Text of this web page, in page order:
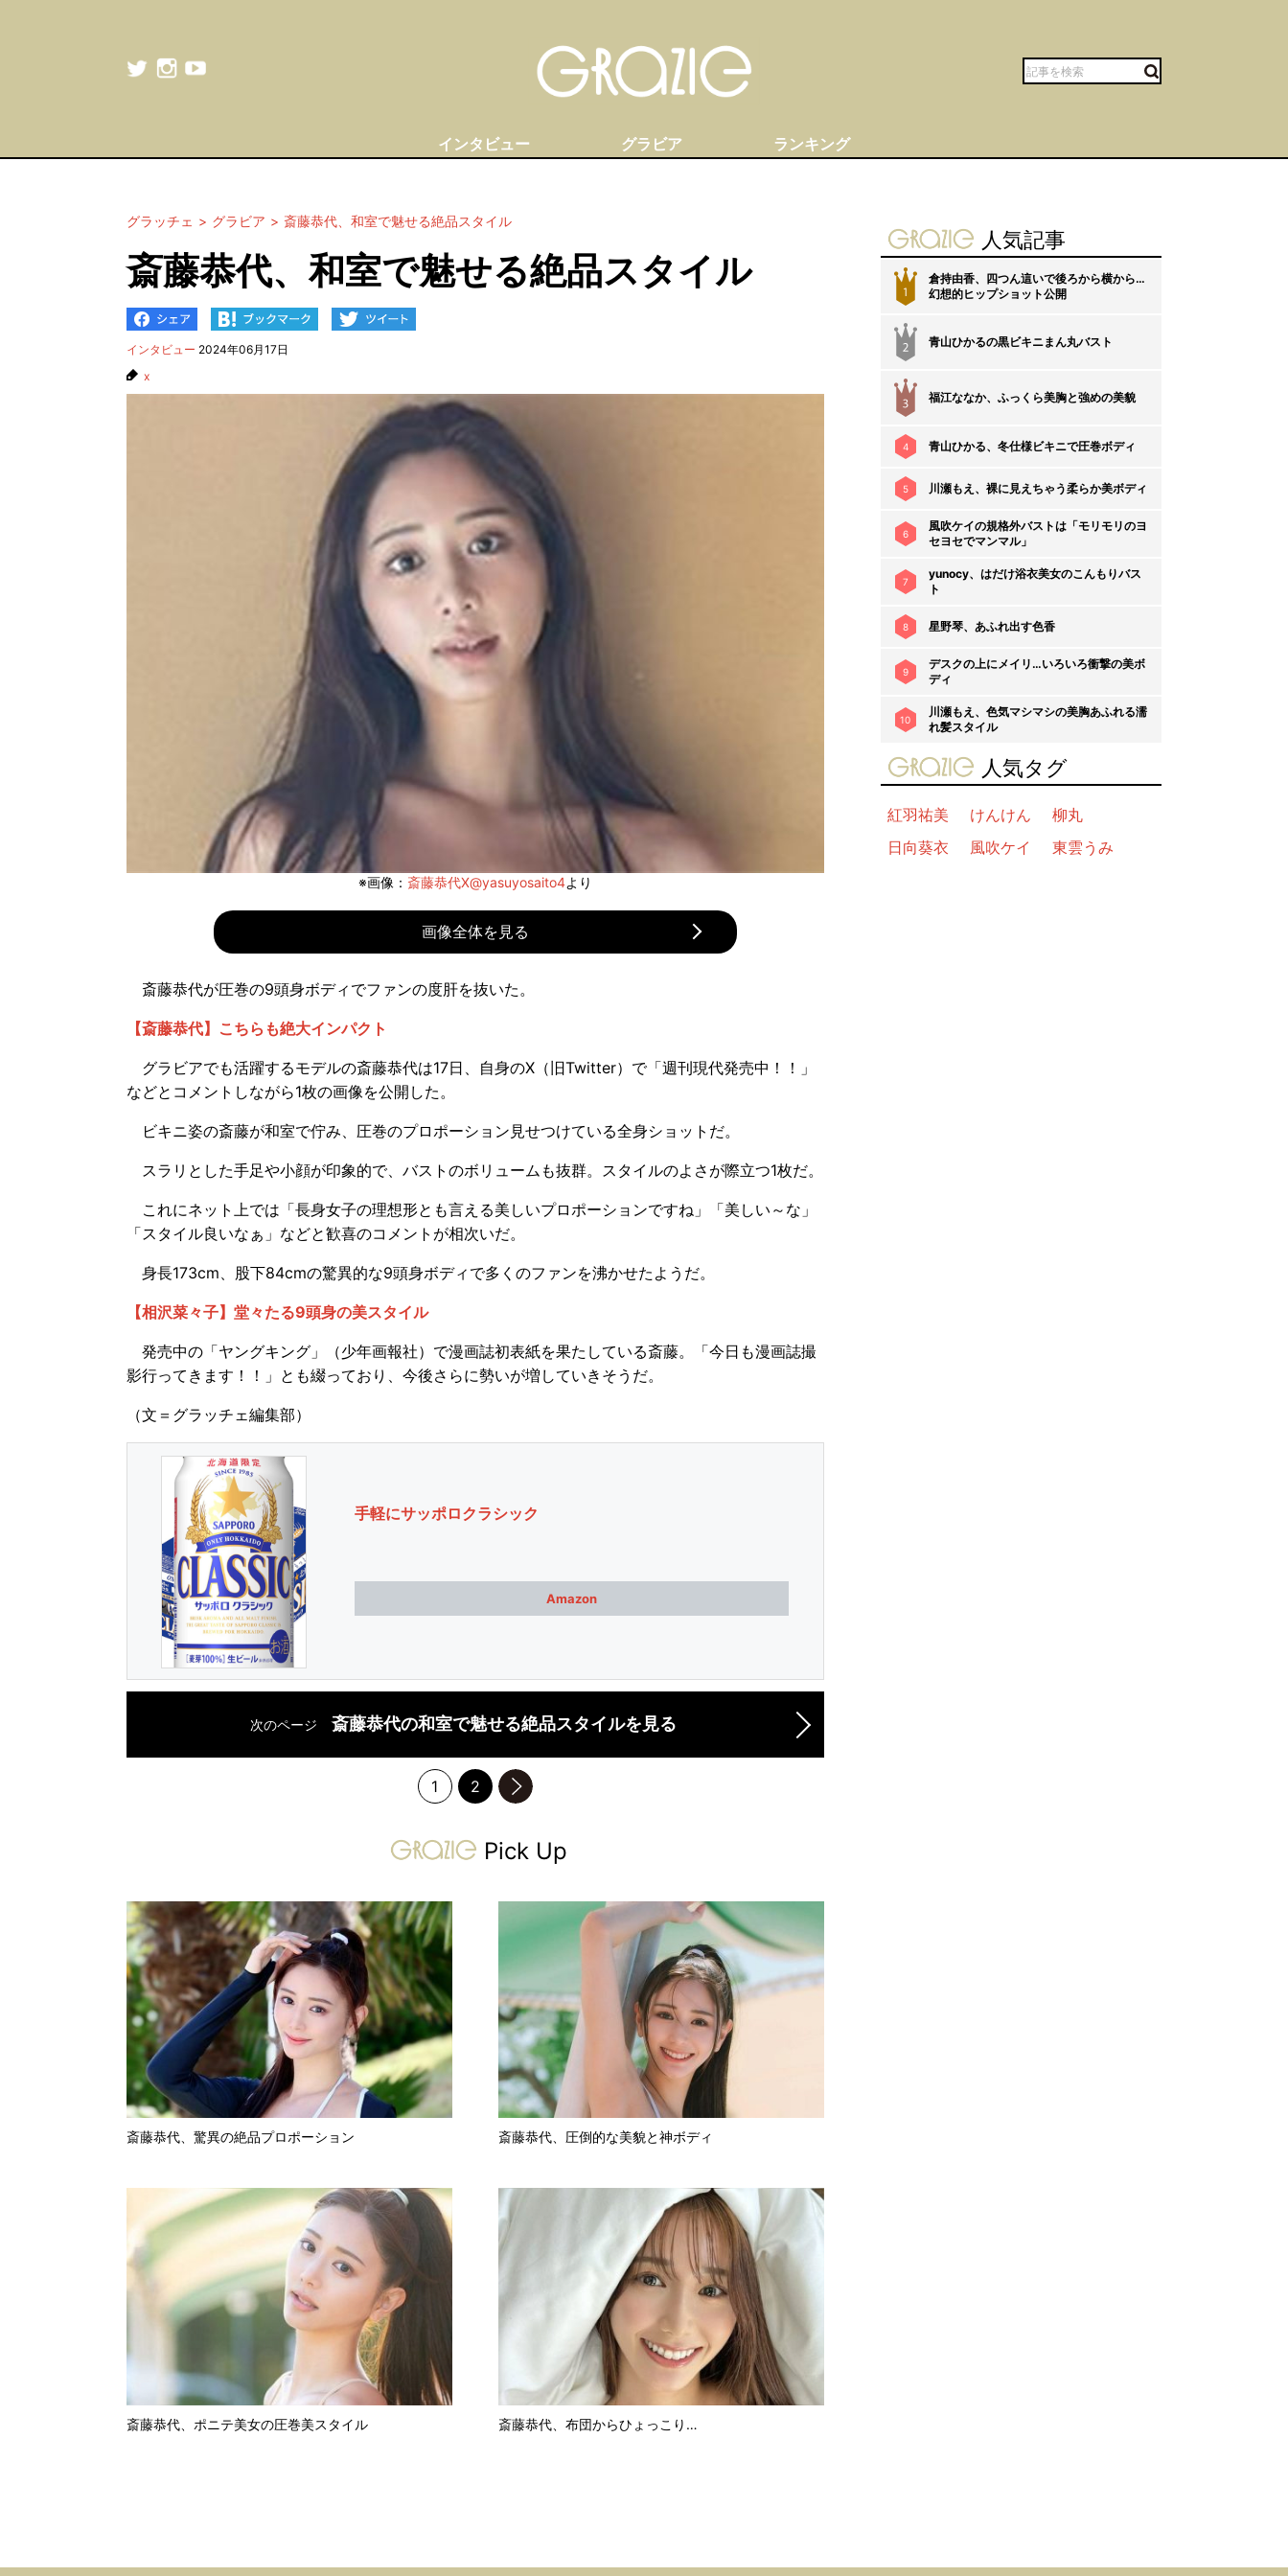
インタビュー グラビア ランキング
グラッチェ グラビア 斎藤恭代、和室で魅せる絶品スタイル
斎藤恭代、和室で魅せる絶品スタイル
インタビュー 2024年06月17日
x
※画像： 斎藤恭代X@yasuyosaito4より
画像全体を見る
斎藤恭代が圧巻の9頭身ボディでファンの度肝を抜いた。
【斎藤恭代】こちらも絶大インパクト
グラビアでも活躍するモデルの斎藤恭代は17日、自身のX（旧Twitter）で「週刊現代発売中！！」
などとコメントしながら1枚の画像を公開した。
ビキニ姿の斎藤が和室で佇み、圧巻のプロポーション見せつけている全身ショットだ。
スラリとした手足や小顔が印象的で、バストのボリュームも抜群。スタイルのよさが際立つ1枚だ。
これにネット上では「長身女子の理想形とも言える美しいプロポーションですね」「美しい～な」
「スタイル良いなぁ」などと歓喜のコメントが相次いだ。
身長173cm、股下84cmの驚異的な9頭身ボディで多くのファンを沸かせたようだ。
【相沢菜々子】堂々たる9頭身の美スタイル
発売中の「ヤングキング」（少年画報社）で漫画誌初表紙を果たしている斎藤。「今日も漫画誌撮
影行ってきます！！」とも綴っており、今後さらに勢いが増していきそうだ。
（文＝グラッチェ編集部）
手軽にサッポロクラシック
Amazon
次のページ 斎藤恭代の和室で魅せる絶品スタイルを見る
1 2
次のページへ
gravure-grazie
Pick Up
斎藤恭代、驚異の絶品プロポーション 斎藤恭代、圧倒的な美貌と神ボディ
斎藤恭代、ポニテ美女の圧巻美スタイル 斎藤恭代、布団からひょっこり…
gravure-grazie
人気記事
1
倉持由香、四つん這いで後ろから横から…
幻想的ヒップショット公開
青山ひかるの黒ビキニまん丸バスト
福江ななか、ふっくら美胸と強めの美貌
4 青山ひかる、冬仕様ビキニで圧巻ボディ
5 川瀬もえ、裸に見えちゃう柔らか美ボディ
6
風吹ケイの規格外バストは「モリモリのヨ
セヨセでマンマル」
7
yunocy、はだけ浴衣美女のこんもりバス
ト
8 星野琴、あふれ出す色香
9
デスクの上にメイリ…いろいろ衝撃の美ボ
ディ
10
川瀬もえ、色気マシマシの美胸あふれる濡
れ髪スタイル
gravure-grazie
人気タグ
紅羽祐美 けんけん
柳丸
日向葵衣
風吹ケイ 東雲うみ